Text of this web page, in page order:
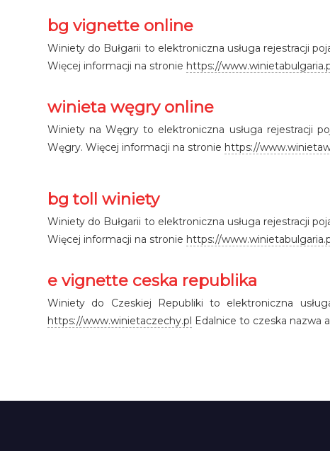
bg vignette online
Winiety do Bułgarii to elektroniczna usługa rejestracji
Więcej informacji na stronie https://
winieta węgry online
Winiety na Węgry to elektroniczna usługa rejestracji
Węgry. Więcej informacji na stronie https://
bg toll winiety
Winiety do Bułgarii to elektroniczna usługa rejestracji
Więcej informacji na stronie https://
e vignette ceska republika
Winiety do Czeskiej Republiki to elektroniczna
https://www.winietaczechy.pl Edalnice to czeska nazwa